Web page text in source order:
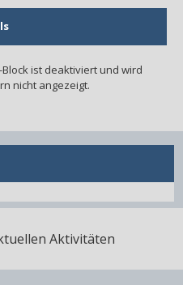
ist deaktiviert und wird
nicht angezeigt.
Aktivitäten